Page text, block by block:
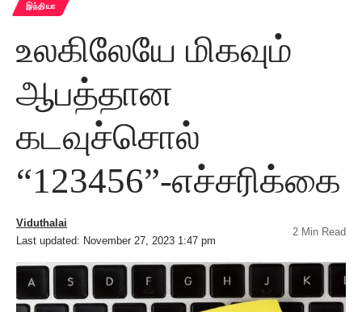
இந்தியா
உலகிலேயே மிகவும்
ஆபத்தான
கடவுச்சொல்
“123456”-எச்சரிக்கை
Last updated: November 27, 2023 1:47 pm
Viduthalai
2 Min Read